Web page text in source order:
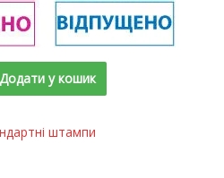
Додати у кошик
штампи